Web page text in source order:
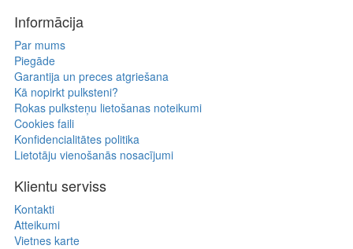
Informācija
Par mums
Piegāde
Garantija un preces atgriešana
Kā nopirkt pulksteni?
Rokas pulksteņu lietošanas noteikumi
Cookies faili
Konfidencialitātes politika
Lietotāju vienošanās nosacījumi
Klientu serviss
Kontakti
Atteikumi
Vietnes karte